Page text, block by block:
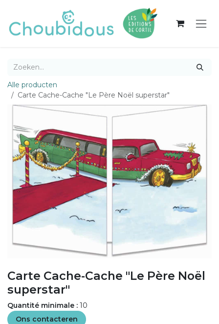
Alle producten
Carte Cache-Cache "Le Père Noël superstar"
Carte Cache-Cache "Le Père Noël
superstar"
Quantité minimale : 10
Ons contacteren